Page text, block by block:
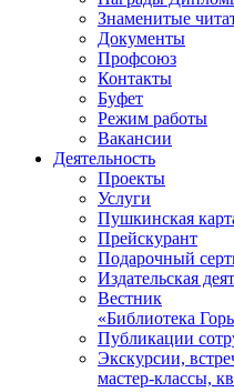
Знаменитые
Документы
Профсоюз
Контакты
Буфет
Режим работы
Вакансии
Деятельность
Проекты
Услуги
Пушкинская
Прейскурант
Подарочный
Издательская
Вестник
«Библиотека
Публикации
Экскурсии,
мастер-классы,